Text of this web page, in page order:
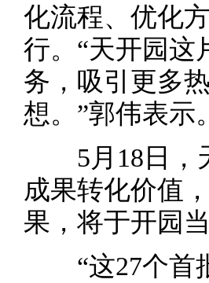
化流程、优化
行。“天开园这
务，吸引更多
想。”郭伟表示。
5月18日，天
成果转化价值
果，将于开园
“这27个首批